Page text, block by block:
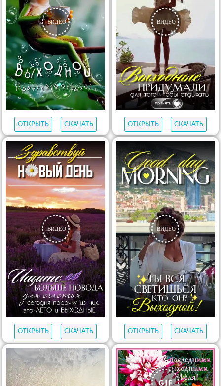
ОТКРЫТЬ СКАЧАТЬ ОТКРЫТЬ СКАЧАТЬ
ОТКРЫТЬ СКАЧАТЬ ОТКРЫТЬ СКАЧАТЬ